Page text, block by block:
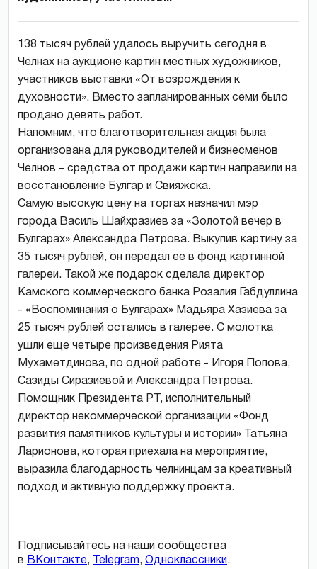
138 тысяч рублей удалось выручить сегодня в
Челнах на аукционе картин местных художников,
участников выставки «От возрождения к
духовности». Вместо запланированных семи было
продано девять работ.
Напомним, что благотворительная акция была
организована для руководителей и бизнесменов
Челнов – средства от продажи картин направили на
восстановление Булгар и Свияжска.
Самую высокую цену на торгах назначил мэр
города Василь Шайхразиев за «Золотой вечер в
Булгарах» Александра Петрова. Выкупив картину за
35 тысяч рублей, он передал ее в фонд картинной
галереи. Такой же подарок сделала директор
Камского коммерческого банка Розалия Габдуллина
- «Воспоминания о Булгарах» Мадьяра Хазиева за
25 тысяч рублей остались в галерее. С молотка
ушли еще четыре произведения Рията
Мухаметдинова, по одной работе - Игоря Попова,
Сазиды Сиразиевой и Александра Петрова.
Помощник Президента РТ, исполнительный
директор некоммерческой организации «Фонд
развития памятников культуры и истории» Татьяна
Ларионова, которая приехала на мероприятие,
выразила благодарность челнинцам за креативный
подход и активную поддержку проекта.
Подписывайтесь на наши сообщества
в ВКонтакте, Telegram, Одноклассники.